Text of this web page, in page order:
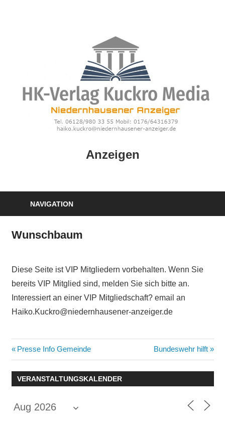
Anzeigen
NAVIGATION
Wunschbaum
Diese Seite ist VIP Mitgliedern vorbehalten. Wenn Sie
bereits VIP Mitglied sind, melden Sie sich bitte an.
Interessiert an einer VIP Mitgliedschaft? email an
Haiko.Kuckro@niedernhausener-anzeiger.de
Beitragsnavigation
Vorheriger
Beitrag:
Presse Info Gemeinde
Nächster
Beitrag:
Bundeswehr hilft
VERANSTALTUNGSKALENDER